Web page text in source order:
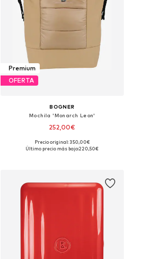
Premium
OFERTA
BOGNER
Mochila 'Monarch Leon'
252,00€
Tallas disponibles: One Size
Precio original: 350,00€
Último precio más bajo:220,50€